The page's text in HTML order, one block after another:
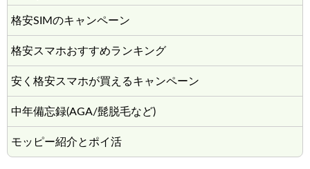
格安SIMのキャンペーン
格安スマホおすすめランキング
安く格安スマホが買えるキャンペーン
中年備忘録(AGA/髭脱毛など)
モッピー紹介とポイ活